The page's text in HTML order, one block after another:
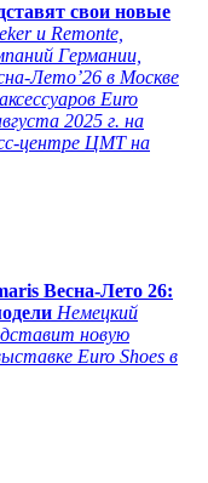
свои новые
и Remonte,
Германии,
Лето’26 в Москве
Euro
2025 г. на
центре ЦМТ на
Весна-Лето 26:
Немецкий
новую
Euro Shoes в